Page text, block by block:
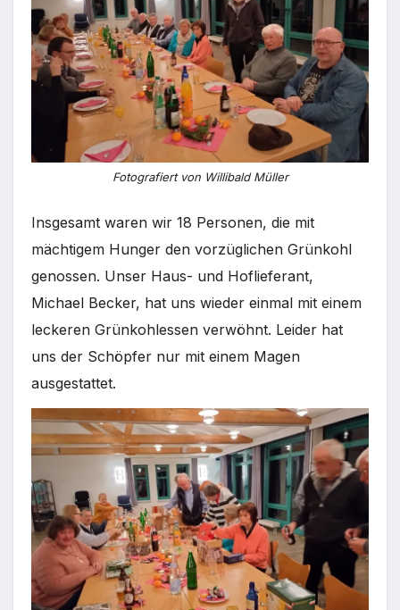
Fotografiert von Willibald Müller
Insgesamt waren wir 18 Personen, die mit
mächtigem Hunger den vorzüglichen Grünkohl
genossen. Unser Haus- und Hoflieferant,
Michael Becker, hat uns wieder einmal mit einem
leckeren Grünkohlessen verwöhnt. Leider hat
uns der Schöpfer nur mit einem Magen
ausgestattet.